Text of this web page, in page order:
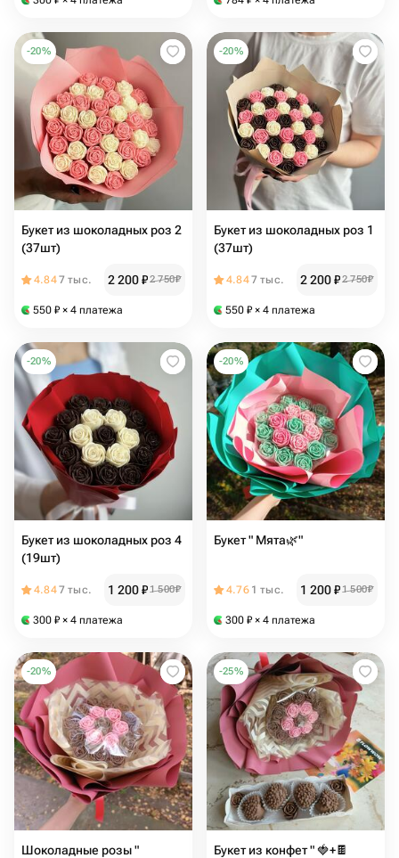
-20%
Букет из шоколадных роз 2
(37шт)
4.847 тыс. 2 200₽2 750₽
550 ₽ × 4 платежа
-20%
Букет из шоколадных роз 1
(37шт)
4.847 тыс. 2 200₽2 750₽
550 ₽ × 4 платежа
-20%
Букет из шоколадных роз 4
(19шт)
4.847 тыс. 1 200₽1 500₽
300 ₽ × 4 платежа
-20%
Букет " Мята🌿"
4.76 1 тыс. 1 200₽1 500₽
300 ₽ × 4 платежа
-20%
Шоколадные розы "
-25%
Букет из конфет " 🍓+🍫